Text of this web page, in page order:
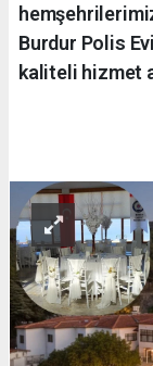
Burdur Polis
kaliteli hizmet